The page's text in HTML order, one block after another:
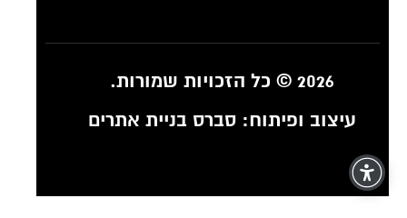
2026 © כל הזכויות שמורות.
עיצוב ופיתוח:סברס בניית אתרים